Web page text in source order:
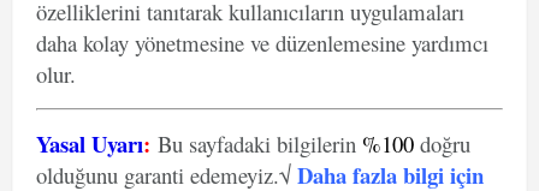
özelliklerini tanıtarak kullanıcıların uygulamaları
daha kolay yönetmesine ve düzenlemesine yardımcı
olur.
Yasal Uyarı: Bu sayfadaki bilgilerin %100 doğru
olduğunu garanti edemeyiz.√ Daha fazla bilgi için